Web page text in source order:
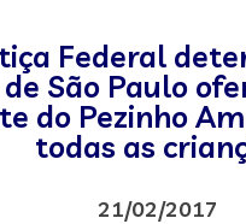
Federal
São Paulo
do Pezinho
todas as
21/02/2017